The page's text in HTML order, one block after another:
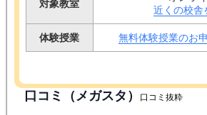
対象教室
近くの校舎
体験授業 無料体験授業のお
口コミ（メガスタ） 口コミ抜粋